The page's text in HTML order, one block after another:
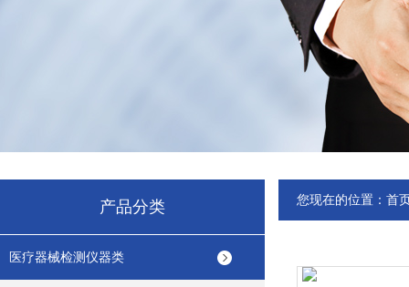
产品分类
医疗器械检测仪器类
您现在的位置： 首